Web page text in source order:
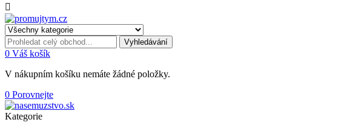

Vyhledávání
0 Váš košík
V nákupním košíku nemáte žádné položky.
0 Porovnejte
Kategorie